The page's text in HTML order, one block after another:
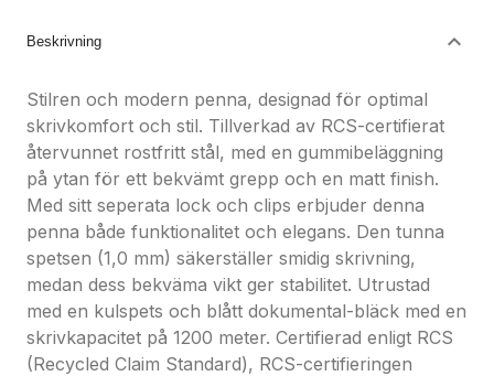
Beskrivning
Stilren och modern penna, designad för optimal
skrivkomfort och stil. Tillverkad av RCS-certifierat
återvunnet rostfritt stål, med en gummibeläggning
på ytan för ett bekvämt grepp och en matt finish.
Med sitt seperata lock och clips erbjuder denna
penna både funktionalitet och elegans. Den tunna
spetsen (1,0 mm) säkerställer smidig skrivning,
medan dess bekväma vikt ger stabilitet. Utrustad
med en kulspets och blått dokumental-bläck med en
skrivkapacitet på 1200 meter. Certifierad enligt RCS
(Recycled Claim Standard), RCS-certifieringen